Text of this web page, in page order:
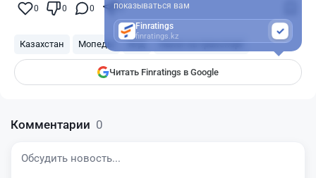
0 0 0 0
Казахстан Мопеды КГД Налог на транспорт
Читать Finratings в Google
показываться вам
Finratings
finratings.kz
Комментарии 0